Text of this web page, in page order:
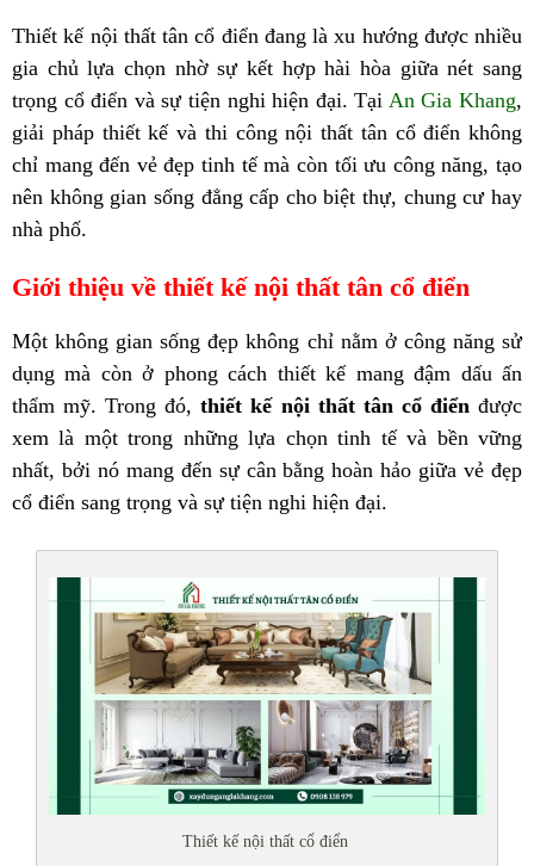
Thiết kế nội thất tân cổ điển đang là xu hướng được nhiều
gia chủ lựa chọn nhờ sự kết hợp hài hòa giữa nét sang
trọng cổ điển và sự tiện nghi hiện đại. Tại An Gia Khang,
giải pháp thiết kế và thi công nội thất tân cổ điển không
chỉ mang đến vẻ đẹp tinh tế mà còn tối ưu công năng, tạo
nên không gian sống đẳng cấp cho biệt thự, chung cư hay
nhà phố.
Giới thiệu về thiết kế nội thất tân cổ điển
Một không gian sống đẹp không chỉ nằm ở công năng sử
dụng mà còn ở phong cách thiết kế mang đậm dấu ấn
thẩm mỹ. Trong đó,thiết kế nội thất tân cổ điểnđược
xem là một trong những lựa chọn tinh tế và bền vững
nhất, bởi nó mang đến sự cân bằng hoàn hảo giữa vẻ đẹp
cổ điển sang trọng và sự tiện nghi hiện đại.
Thiết kế nội thất cổ điển